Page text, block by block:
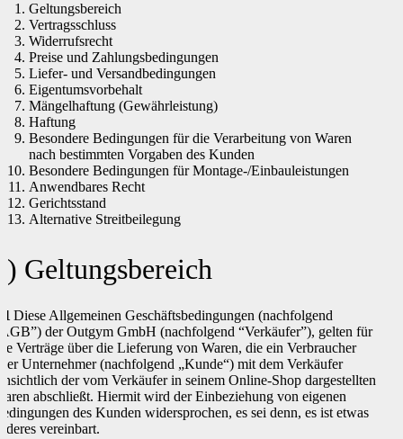
Geltungsbereich
Vertragsschluss
Widerrufsrecht
Preise und Zahlungsbedingungen
Liefer- und Versandbedingungen
Eigentumsvorbehalt
Mängelhaftung (Gewährleistung)
Haftung
Besondere Bedingungen für die Verarbeitung von Waren
nach bestimmten Vorgaben des Kunden
Besondere Bedingungen für Montage-/Einbauleistungen
Anwendbares Recht
Gerichtsstand
Alternative Streitbeilegung
Geltungsbereich
Diese Allgemeinen Geschäftsbedingungen (nachfolgend
der Outgym GmbH (nachfolgend “Verkäufer”), gelten für
Verträge über die Lieferung von Waren, die ein Verbraucher
Unternehmer (nachfolgend „Kunde“) mit dem Verkäufer
der vom Verkäufer in seinem Online-Shop dargestellten
abschließt. Hiermit wird der Einbeziehung von eigenen
des Kunden widersprochen, es sei denn, es ist etwas
vereinbart.